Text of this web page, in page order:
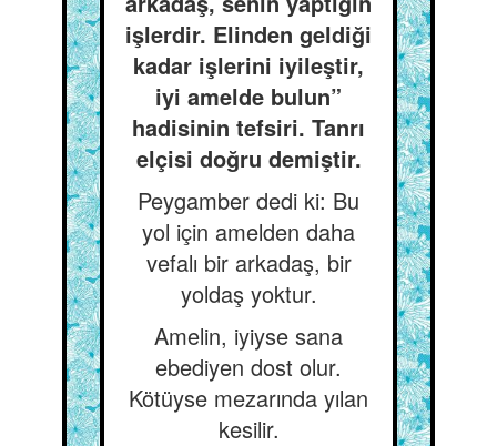
işlerdir. Elinden geldiği
kadar işlerini iyileştir,
iyi amelde bulun”
hadisinin tefsiri. Tanrı
elçisi doğru demiştir.
Peygamber dedi ki: Bu
yol için amelden daha
vefalı bir arkadaş, bir
yoldaş yoktur.
Amelin, iyiyse sana
ebediyen dost olur.
Kötüyse mezarında yılan
kesilir.